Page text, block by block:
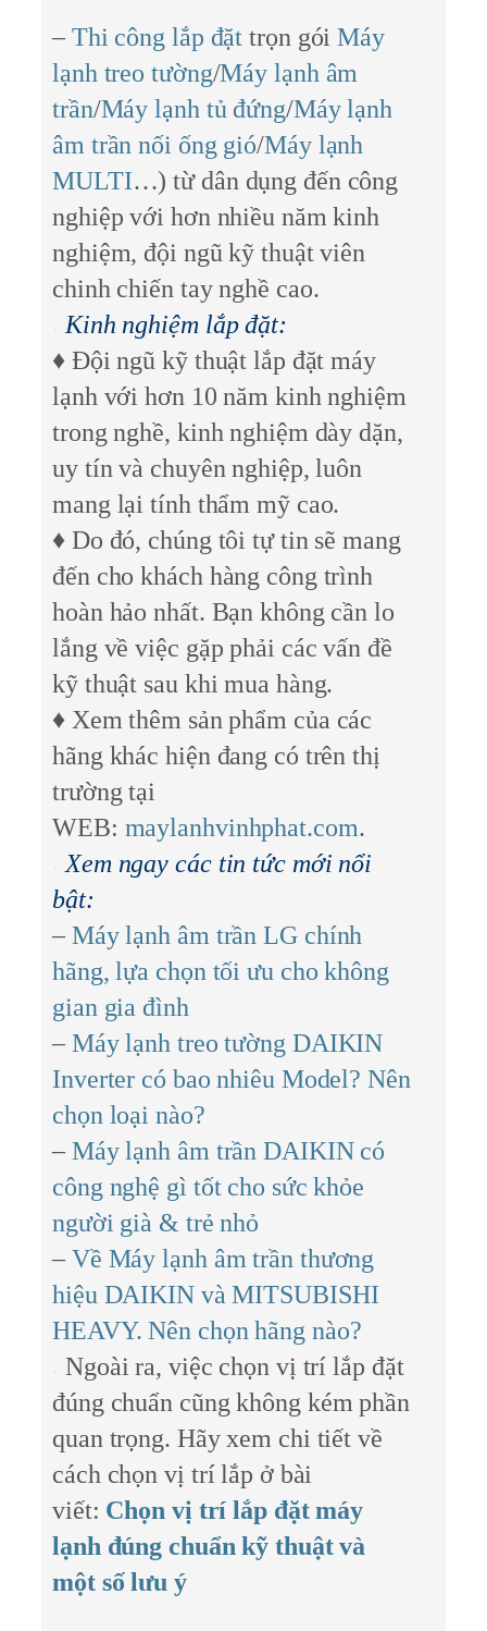
–Thi công lắp đặt trọn góiMáy
lạnh treo tường/Máy lạnh âm
trần/Máy lạnh tủ đứng/Máy lạnh
âm trần nối ống gió/Máy lạnh
MULTI…) từ dân dụng đến công
nghiệp với hơn nhiều năm kinh
nghiệm, đội ngũ kỹ thuật viên
chinh chiến tay nghề cao.
Kinh nghiệm lắp đặt:
♦ Đội ngũ kỹ thuật lắp đặt máy
lạnh với hơn 10 năm kinh nghiệm
trong nghề, kinh nghiệm dày dặn,
uy tín và chuyên nghiệp, luôn
mang lại tính thẩm mỹ cao.
♦ Do đó, chúng tôi tự tin sẽ mang
đến cho khách hàng công trình
hoàn hảo nhất. Bạn không cần lo
lắng về việc gặp phải các vấn đề
kỹ thuật sau khi mua hàng.
♦ Xem thêm sản phẩm của các
hãng khác hiện đang có trên thị
trường tại
WEB: maylanhvinhphat.com.
Xem ngay các tin tức mới nổi
bật:
–Máy lạnh âm trần LG chính
hãng, lựa chọn tối ưu cho không
gian gia đình
–Máy lạnh treo tường DAIKIN
Inverter có bao nhiêu Model? Nên
chọn loại nào?
–Máy lạnh âm trần DAIKIN có
công nghệ gì tốt cho sức khỏe
người già & trẻ nhỏ
–Về Máy lạnh âm trần thương
hiệu DAIKIN và MITSUBISHI
HEAVY. Nên chọn hãng nào?
Ngoài ra, việc chọn vị trí lắp đặt
đúng chuẩn cũng không kém phần
quan trọng. Hãy xem chi tiết về
cách chọn vị trí lắp ở bài
viết: Chọn vị trí lắp đặt máy
lạnh đúng chuẩn kỹ thuật và
một số lưu ý